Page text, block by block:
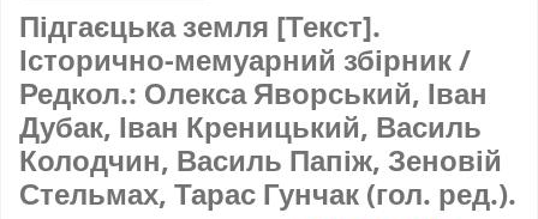
Підгаєцька земля [Текст].
Історично-мемуарний збірник /
Редкол.: Олекса Яворський, Іван
Дубак, Іван Креницький, Василь
Колодчин, Василь Папіж, Зеновій
Стельмах, Тарас Гунчак (гол. ред.).